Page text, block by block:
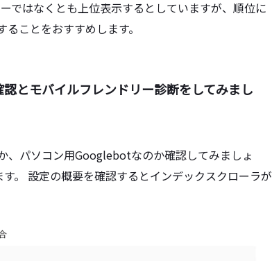
ではなくとも上位表示するとしていますが、順位に
ことをおすすめします。
とモバイルフレンドリー診断をしてみまし
パソコン用Googlebotなのか確認してみましょ
。 設定の概要を確認するとインデックスクローラが